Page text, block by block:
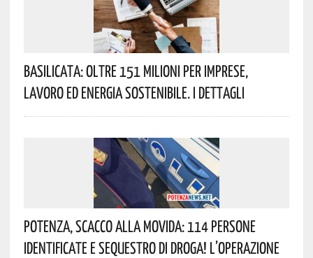
Basilicata: Oltre 151 Milioni Per Imprese,
Lavoro Ed Energia Sostenibile. I Dettagli
Potenza, Scacco Alla Movida: 114 Persone
Identificate E Sequestro Di Droga! L’operazione